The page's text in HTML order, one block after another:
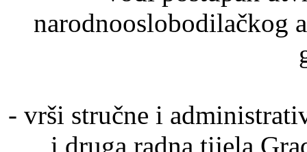
narodnooslobodilačkog
- vrši stručne i
i druga radna tijela